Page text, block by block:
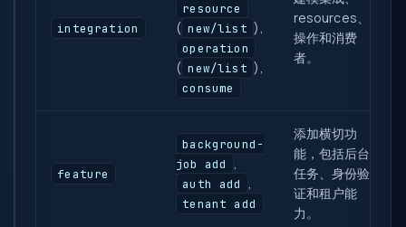
integration
resource
( new/list ),
operation
( new/list ),
consume
resources、
操作和消费
者。
feature
background-
job add
auth add
tenant add
添加横切功
能，包括后台
任务、身份验
证和租户能
力。